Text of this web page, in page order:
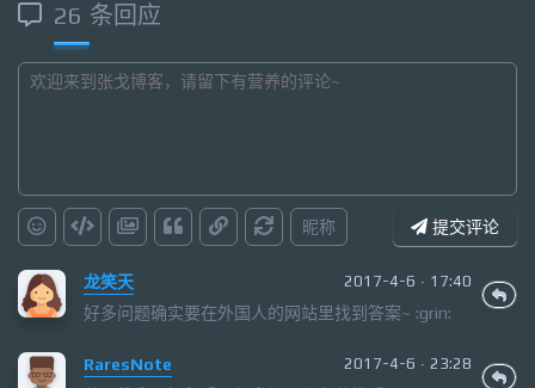
26 条回应
昵称 提交评论
龙笑天 2017-4-6 · 17:40
好多问题确实要在外国人的网站里找到答案~ :grin:
RaresNote 2017-4-6 · 23:28